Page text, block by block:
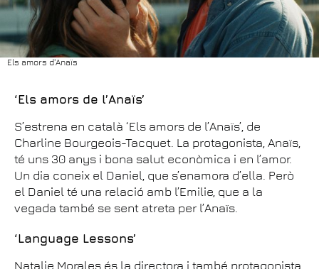
Els amors d'Anaïs
‘Els amors de l’Anaïs’
S’estrena en català ‘Els amors de l’Anaïs’, de
Charline Bourgeois-Tacquet. La protagonista, Anaïs,
té uns 30 anys i bona salut econòmica i en l’amor.
Un dia coneix el Daniel, que s’enamora d’ella. Però
el Daniel té una relació amb l’Emilie, que a la
vegada també se sent atreta per l’Anaïs.
‘Language Lessons’
Natalie Morales és la directora i també protagonista